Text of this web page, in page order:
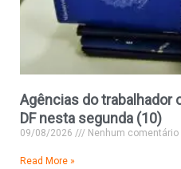
Agências do trabalhador
DF nesta segunda (10)
09/08/2026 Nenhum comentário
Read More »